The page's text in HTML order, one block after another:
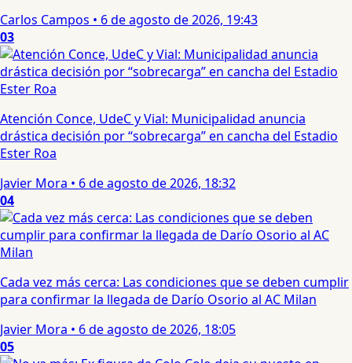
Carlos Campos • 6 de agosto de 2026, 19:43
03
Atención Conce, UdeC y Vial: Municipalidad anuncia
drástica decisión por “sobrecarga” en cancha del Estadio
Ester Roa
Javier Mora • 6 de agosto de 2026, 18:32
04
Cada vez más cerca: Las condiciones que se deben cumplir
para confirmar la llegada de Darío Osorio al AC Milan
Javier Mora • 6 de agosto de 2026, 18:05
05